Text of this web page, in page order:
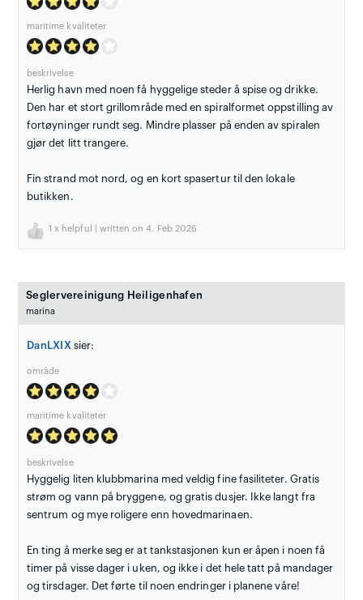
maritime kvaliteter
beskrivelse
Herlig havn med noen få hyggelige steder å spise og drikke.
Den har et stort grillområde med en spiralformet oppstilling av
fortøyninger rundt seg. Mindre plasser på enden av spiralen
gjør det litt trangere.
Fin strand mot nord, og en kort spasertur til den lokale
butikken.
1 x helpful | written on 4. Feb 2026
Seglervereinigung Heiligenhafen
marina
DanLXIX sier:
område
maritime kvaliteter
beskrivelse
Hyggelig liten klubbmarina med veldig fine fasiliteter. Gratis
strøm og vann på bryggene, og gratis dusjer. Ikke langt fra
sentrum og mye roligere enn hovedmarinaen.
En ting å merke seg er at tankstasjonen kun er åpen i noen få
timer på visse dager i uken, og ikke i det hele tatt på mandager
og tirsdager. Det førte til noen endringer i planene våre!